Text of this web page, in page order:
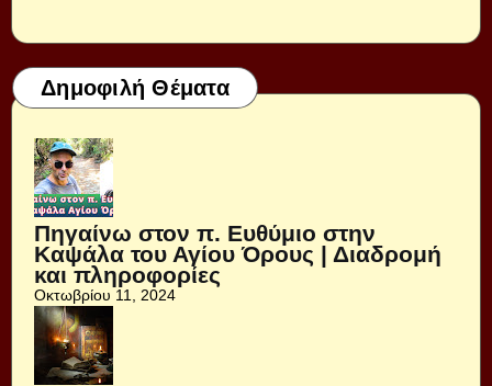
Δημοφιλή Θέματα
Πηγαίνω στον π. Ευθύμιο στην
Καψάλα του Αγίου Όρους | Διαδρομή
και πληροφορίες
Οκτωβρίου 11, 2024